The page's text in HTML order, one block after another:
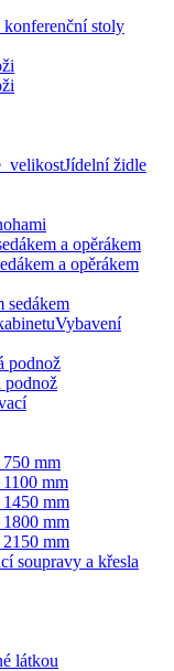
konferenční stoly
Jídelní židle
a opěrákem
a opěrákem
sedákem
Vybavení
podnož
podnož
mm
mm
mm
mm
mm
soupravy a křesla
látkou